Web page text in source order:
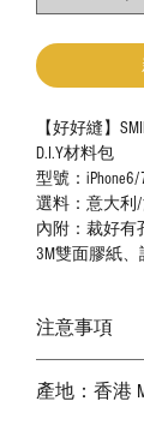
【好好縫】
D.I.Y材料包
型號：iPhone6/
選料：意大利
內附：裁好有
3M雙面膠紙
注意事項
實物為準；
產地：香港